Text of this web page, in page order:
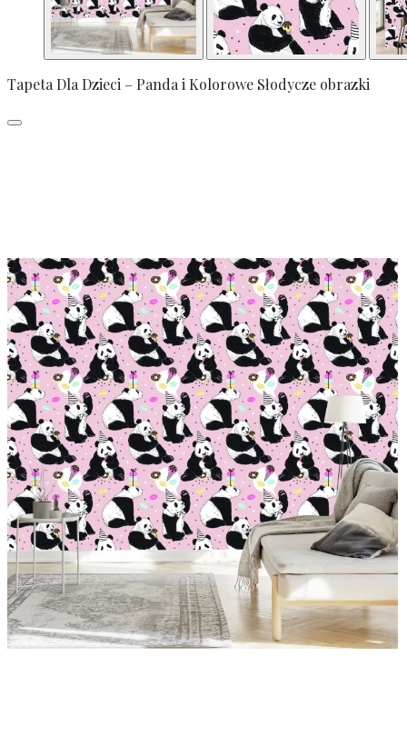
Tapeta Dla Dzieci – Panda i Kolorowe Słodycze obrazki